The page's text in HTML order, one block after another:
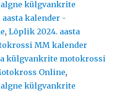
külgvankrite
kalender -
,Lõplik 2024. aasta
MM kalender
külgvankrite motokrossi
Online,
külgvankrite